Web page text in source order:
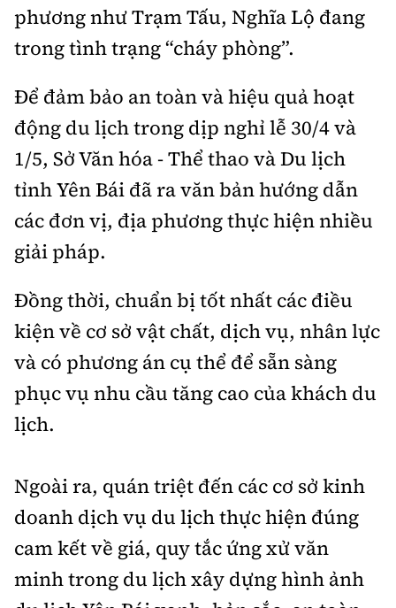
phương như Trạm Tấu, Nghĩa Lộ đang
trong tình trạng “cháy phòng”.
Để đảm bảo an toàn và hiệu quả hoạt
động du lịch trong dịp nghỉ lễ 30/4 và
1/5, Sở Văn hóa - Thể thao và Du lịch
tỉnh Yên Bái đã ra văn bản hướng dẫn
các đơn vị, địa phương thực hiện nhiều
giải pháp.
Đồng thời, chuẩn bị tốt nhất các điều
kiện về cơ sở vật chất, dịch vụ, nhân lực
và có phương án cụ thể để sẵn sàng
phục vụ nhu cầu tăng cao của khách du
lịch.
Ngoài ra, quán triệt đến các cơ sở kinh
doanh dịch vụ du lịch thực hiện đúng
cam kết về giá, quy tắc ứng xử văn
minh trong du lịch xây dựng hình ảnh